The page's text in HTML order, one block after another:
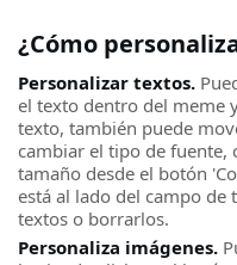
¿Cómo
Personalizar textos.
el texto dentro del meme
texto, también puede
cambiar el tipo de fuente,
tamaño desde el botón
está al lado del campo de
textos o borrarlos.
Personaliza imágenes.